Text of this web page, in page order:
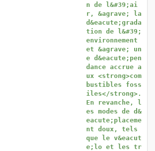
n de l&#39;ai
r, &agrave; la
d&eacute;grada
tion de l&#39;
environnement
et &agrave; un
e d&eacute;pen
dance accrue a
ux <strong>com
bustibles foss
iles</strong>.
En revanche, l
es modes de d&
eacute;placeme
nt doux, tels
que le v&eacut
e;lo et les tr